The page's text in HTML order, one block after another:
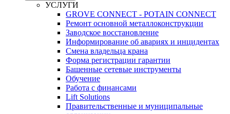
УСЛУГИ
GROVE CONNECT - POTAIN CONNECT
Ремонт основной металлоконструкции
Заводское восстановление
Информирование об авариях и инцидентах
Смена владельца крана
Форма регистрации гарантии
Башенные сетевые инструменты
Обучение
Работа с финансами
Lift Solutions
Правительственные и муниципальные